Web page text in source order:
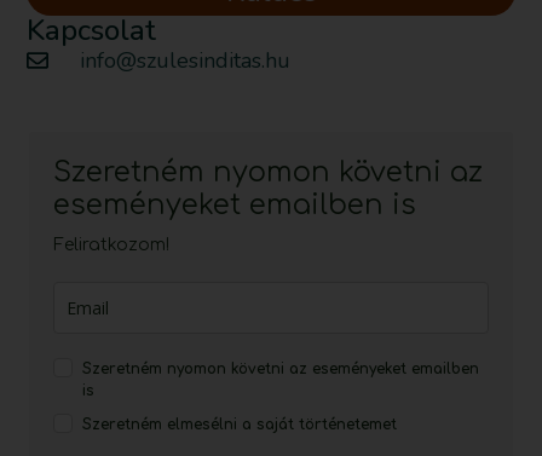
Kapcsolat
info@szulesinditas.hu
Szeretném nyomon követni az
eseményeket emailben is
Feliratkozom!
Szeretném nyomon követni az eseményeket emailben
is
Szeretném elmesélni a saját történetemet